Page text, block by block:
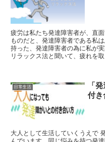
疲労は私たち発達障害者が、直
ものだと、発達障害者である私
持った、発達障害者の為に私が
リラックス法と聞いて、疲れを
日常生活
「
付き
大人として生活していくうえで